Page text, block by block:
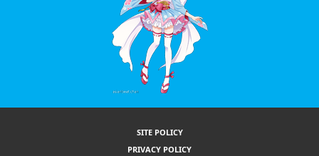
SITE POLICY
PRIVACY POLICY